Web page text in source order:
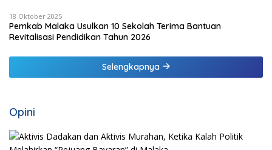
18 Oktober 2025
Pemkab Malaka Usulkan 10 Sekolah Terima Bantuan
Revitalisasi Pendidikan Tahun 2026
Selengkapnya
Opini